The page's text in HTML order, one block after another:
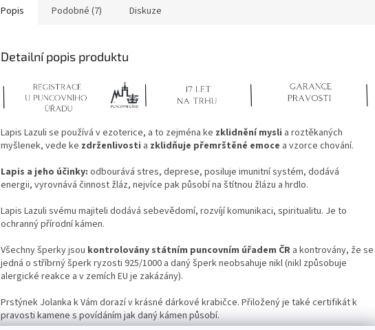
Popis Podobné (7) Diskuze
Detailní popis produktu
Lapis Lazuli se používá v ezoterice, a to zejména ke zklidnění mysli a roztěkaných
myšlenek, vede ke zdrženlivosti a zklidňuje přemrštěné emoce a vzorce chování.
Lapis a jeho účinky: odbourává stres, deprese, posiluje imunitní systém, dodává
energii, vyrovnává činnost žláz, nejvíce pak působí na štítnou žlázu a hrdlo.
Lapis Lazuli svému majiteli dodává sebevědomí, rozvíjí komunikaci, spiritualitu. Je to
ochranný přírodní kámen.
Všechny šperky jsou kontrolovány státním puncovním úřadem ČR a kontrovány, že se
jedná o stříbrný šperk ryzosti 925/1000 a daný šperk neobsahuje nikl (nikl způsobuje
alergické reakce a v zemích EU je zakázány).
Prstýnek Jolanka k Vám dorazí v krásné dárkové krabičce. Přiložený je také certifikát k
pravosti kamene s povídáním jak daný kámen působí.